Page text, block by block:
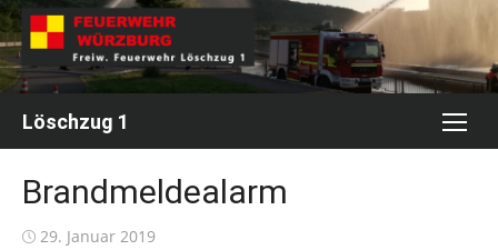
Skip
to
content
Löschzug 1
Brandmeldealarm
Posted
29. Januar 2019